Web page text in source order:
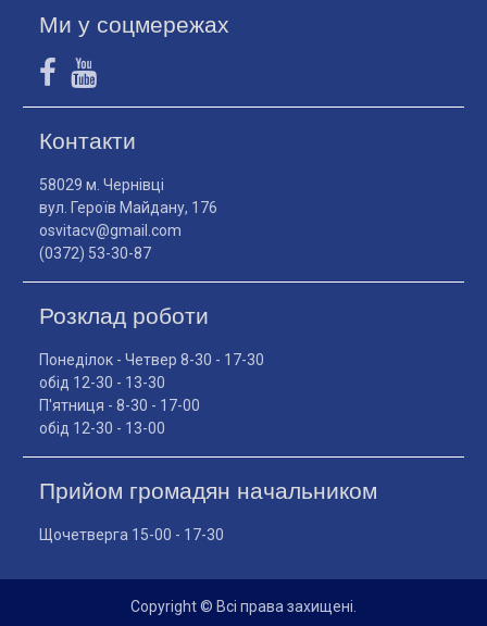
Ми у соцмережах
Контакти
58029 м. Чернівці
вул. Героїв Майдану, 176
osvitacv@gmail.com
(0372) 53-30-87
Розклад роботи
Понеділок - Четвер 8-30 - 17-30
обід 12-30 - 13-30
П'ятниця - 8-30 - 17-00
обід 12-30 - 13-00
Прийом громадян начальником
Щочетверга 15-00 - 17-30
Copyright © Всі права захищені.